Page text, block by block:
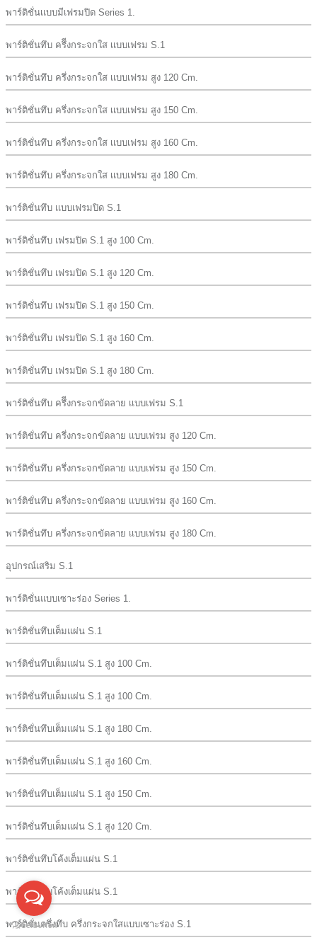
พาร์ติชั่นเเบบมีเฟรมปิด Series 1.
พาร์ติชั่นทึบ ครึีงกระจกใส เเบบเฟรม S.1
พาร์ติชั่นทึบ ครึ่งกระจกใส เเบบเฟรม สูง 120 Cm.
พาร์ติชั่นทึบ ครึ่งกระจกใส เเบบเฟรม สูง 150 Cm.
พาร์ติชั่นทึบ ครึ่งกระจกใส เเบบเฟรม สูง 160 Cm.
พาร์ติชั่นทึบ ครึ่งกระจกใส เเบบเฟรม สูง 180 Cm.
พาร์ติชั่นทึบ เเบบเฟรมปิด S.1
พาร์ติชั่นทึบ เฟรมปิด S.1 สูง 100 Cm.
พาร์ติชั่นทึบ เฟรมปิด S.1 สูง 120 Cm.
พาร์ติชั่นทึบ เฟรมปิด S.1 สูง 150 Cm.
พาร์ติชั่นทึบ เฟรมปิด S.1 สูง 160 Cm.
พาร์ติชั่นทึบ เฟรมปิด S.1 สูง 180 Cm.
พาร์ติชั่นทึบ ครึีงกระจกขัดลาย เเบบเฟรม S.1
พาร์ติชั่นทึบ ครึ่งกระจกขัดลาย เเบบเฟรม สูง 120 Cm.
พาร์ติชั่นทึบ ครึ่งกระจกขัดลาย เเบบเฟรม สูง 150 Cm.
พาร์ติชั่นทึบ ครึ่งกระจกขัดลาย เเบบเฟรม สูง 160 Cm.
พาร์ติชั่นทึบ ครึ่งกระจกขัดลาย เเบบเฟรม สูง 180 Cm.
อุปกรณ์เสริม S.1
พาร์ติชั่นแบบเซาะร่อง Series 1.
พาร์ติชั่นทึบเต็มแผ่น S.1
พาร์ติชั่นทึบเต็มแผ่น S.1 สูง 100 Cm.
พาร์ติชั่นทึบเต็มแผ่น S.1 สูง 100 Cm.
พาร์ติชั่นทึบเต็มแผ่น S.1 สูง 180 Cm.
พาร์ติชั่นทึบเต็มแผ่น S.1 สูง 160 Cm.
พาร์ติชั่นทึบเต็มแผ่น S.1 สูง 150 Cm.
พาร์ติชั่นทึบเต็มแผ่น S.1 สูง 120 Cm.
พาร์ติชั่นทึบโค้งเต็มแผ่น S.1
พาร์ติชั่นทึบโค้งเต็มแผ่น S.1
พาร์ติชั่นครึ่งทึบ ครึ่งกระจกใสแบบเซาะร่อง S.1